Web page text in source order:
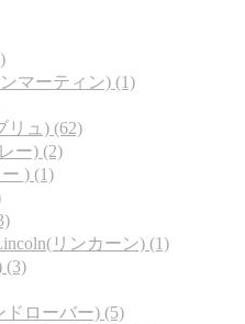
マーティン) (1)
リュ) (62)
ー) (2)
) (1)
リンカーン) (1)
(3)
ローバー) (5)